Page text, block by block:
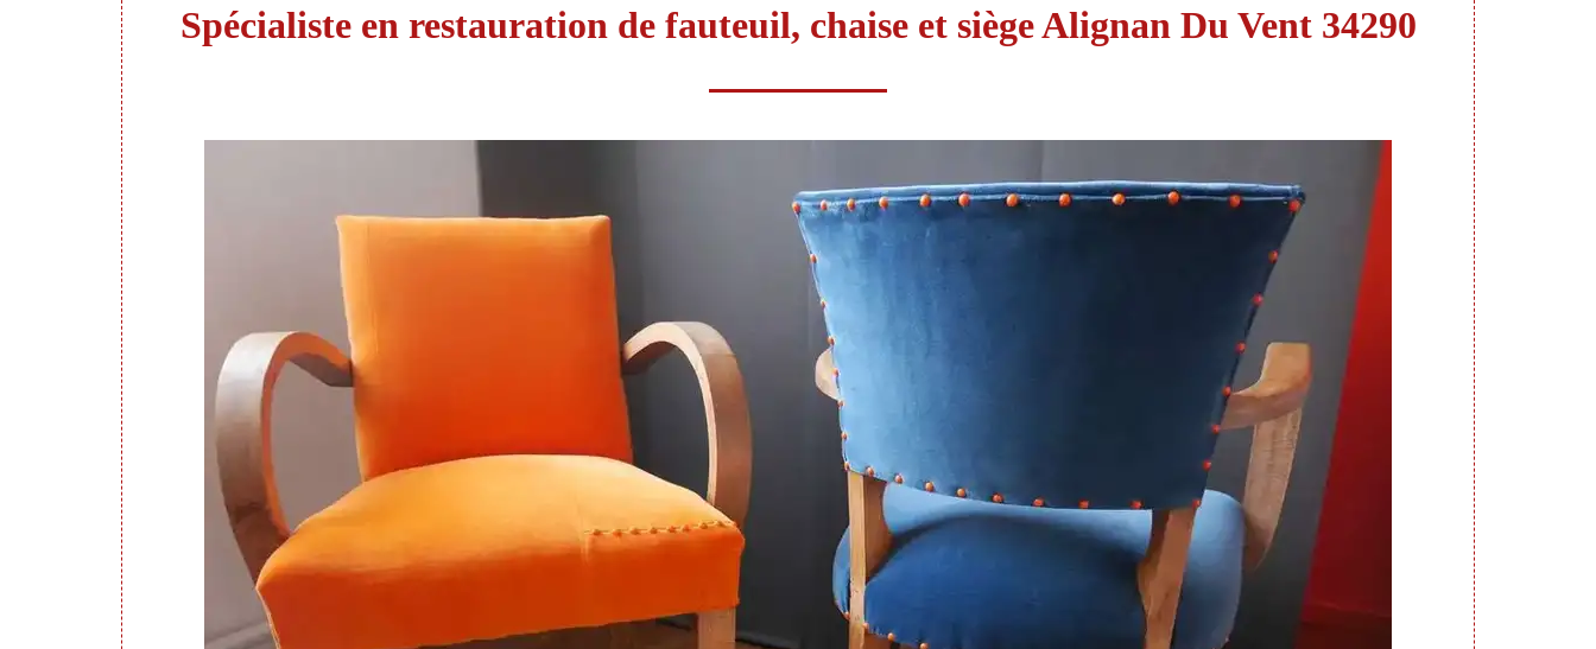
Spécialiste en restauration de fauteuil, chaise et siège Alignan Du Vent 34290